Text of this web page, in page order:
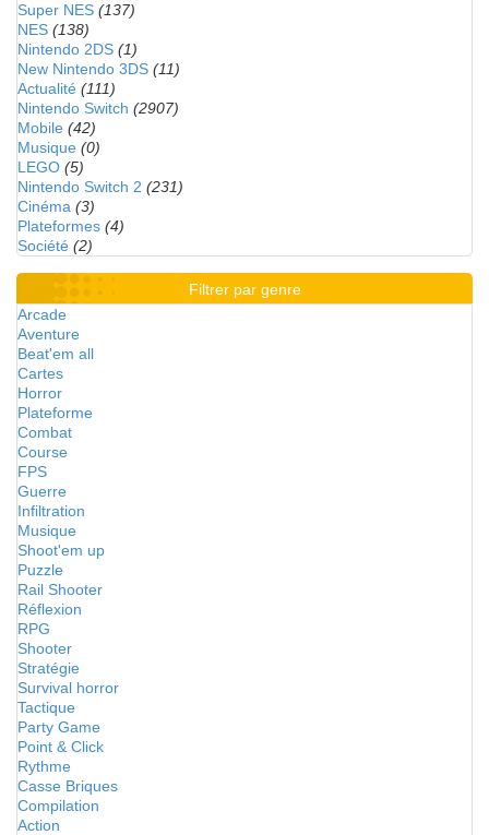
Super NES (137)
NES (138)
Nintendo 2DS (1)
New Nintendo 3DS (11)
Actualité (111)
Nintendo Switch (2907)
Mobile (42)
Musique (0)
LEGO (5)
Nintendo Switch 2 (231)
Cinéma (3)
Plateformes (4)
Société (2)
Filtrer par genre
Arcade
Aventure
Beat'em all
Cartes
Horror
Plateforme
Combat
Course
FPS
Guerre
Infiltration
Musique
Shoot'em up
Puzzle
Rail Shooter
Réflexion
RPG
Shooter
Stratégie
Survival horror
Tactique
Party Game
Point & Click
Rythme
Casse Briques
Compilation
Action